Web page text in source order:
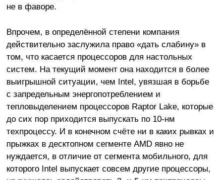
не в фаворе.
Впрочем, в определённой степени компания
действительно заслужила право «дать слабину» в
том, что касается процессоров для настольных
систем. На текущий момент она находится в более
выигрышной ситуации, чем Intel, увязшая в борьбе
с запредельным энергопотреблением и
тепловыделением процессоров Raptor Lake, которые
до сих пор приходится выпускать по 10-нм
техпроцессу. И в конечном счёте ни в каких рывках и
прыжках в десктопном сегменте AMD явно не
нуждается, в отличие от сегмента мобильного, для
которого Intel выпускает совсем другие процессоры,